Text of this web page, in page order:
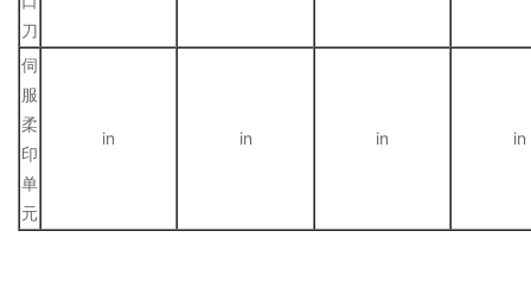
刀
伺
服
柔
印
单
元
in in in in